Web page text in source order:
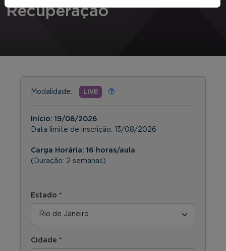
Recuperação
Modalidade: LIVE
Início: 19/08/2026
Data limite de inscrição: 13/08/2026
Carga Horária: 16 horas/aula
(Duração: 2 semanas)
Estado *
Cidade *